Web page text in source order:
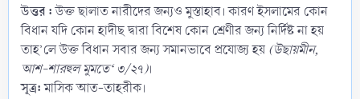
উত্তর :উক্ত ছালাত নারীদের জন্যও মুস্তাহাব। কারণ ইসলামের কোন
বিধান যদি কোন হাদীছ দ্বারা বিশেষ কোন শ্রেণীর জন্য নির্দিষ্ট না হয়
তাহ’লে উক্ত বিধান সবার জন্য সমানভাবে প্রযোজ্য হয় (উছায়মীন,
আশ-শারহুল মুমতে‘ ৩/২৭)।
সূত্র:মাসিক আত-তাহরীক।